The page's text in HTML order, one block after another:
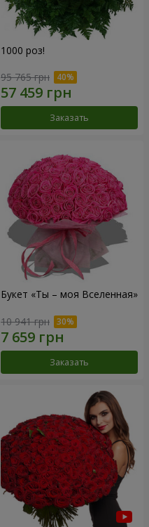
1000 роз!
95 765 грн
Заказать
Букет «Ты – моя Вселенная»
10 941 грн
Заказать